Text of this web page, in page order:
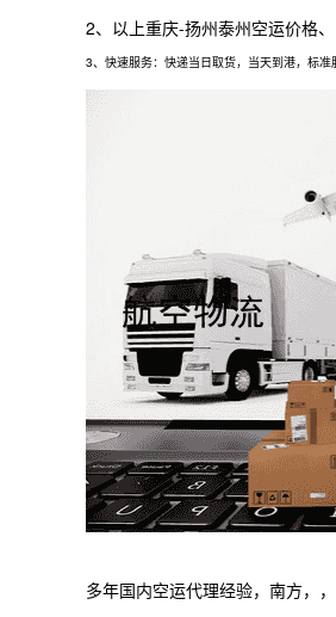
2、以上重庆-扬州泰州空运价格
3、快速服务：快递当日取货，当天到港，标
多年国内空运代理经验，南方，